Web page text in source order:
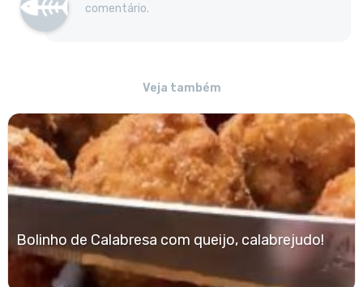
comentário.
Veja também
Bolinho de Calabresa com queijo, calabrejudo!